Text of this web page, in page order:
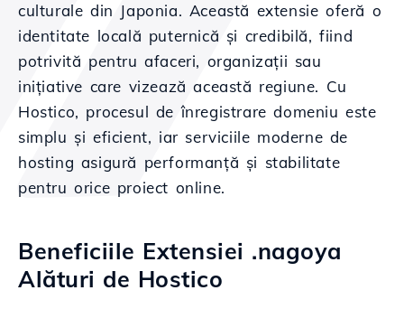
culturale din Japonia. Această extensie oferă o
identitate locală puternică și credibilă, fiind
potrivită pentru afaceri, organizații sau
inițiative care vizează această regiune. Cu
Hostico, procesul de înregistrare domeniu este
simplu și eficient, iar serviciile moderne de
hosting asigură performanță și stabilitate
pentru orice proiect online.
Beneficiile Extensiei .nagoya
Alături de Hostico